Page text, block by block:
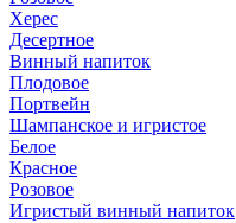
Херес
Десертное
Винный напиток
Плодовое
Портвейн
Шампанское и игристое
Белое
Красное
Розовое
Игристый винный напиток